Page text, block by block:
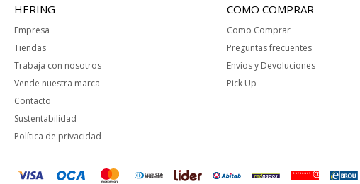
HERING
Empresa
Tiendas
Trabaja con nosotros
Vende nuestra marca
Contacto
Sustentabilidad
Política de privacidad
COMO COMPRAR
Como Comprar
Preguntas frecuentes
Envíos y Devoluciones
Pick Up